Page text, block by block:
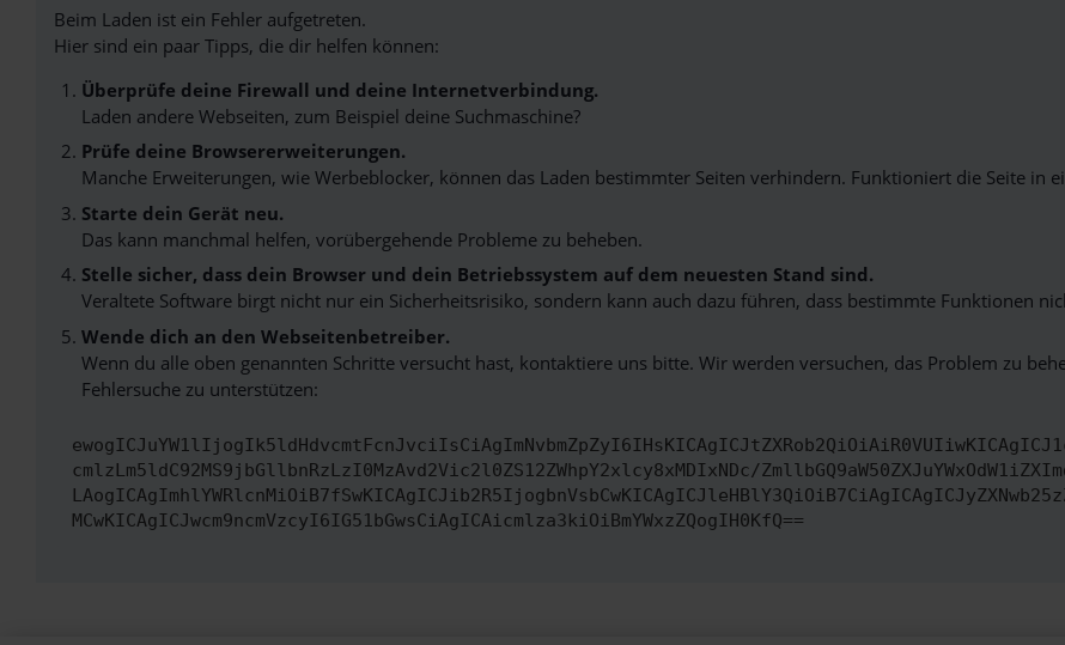
Beim Laden ist ein Fehler aufgetreten.
Hier sind ein paar Tipps, die dir helfen können:
Überprüfe deine Firewall und deine Internetverbindung.
Laden andere Webseiten, zum Beispiel deine Suchmaschine?
Prüfe deine Browsererweiterungen.
Manche Erweiterungen, wie Werbeblocker, können das Laden bestimmter Seiten verhindern. Funktioniert die Seite in
Starte dein Gerät neu.
Das kann manchmal helfen, vorübergehende Probleme zu beheben.
Stelle sicher, dass dein Browser und dein Betriebssystem auf dem neuesten Stand sind.
Veraltete Software birgt nicht nur ein Sicherheitsrisiko, sondern kann auch dazu führen, dass bestimmte Funktionen
Wende dich an den Webseitenbetreiber.
Wenn du alle oben genannten Schritte versucht hast, kontaktiere uns bitte. Wir werden versuchen, das Problem zu
Fehlersuche zu unterstützen:
cmlzLm5ldC92MS9jbGllbnRzLzI0MzAvd2Vic2l0ZS12ZWhpY2xlcy8xMDIxNDc/
MCwKICAgICJwcm9ncmVzcyI6IG51bGwsCiAgICAicmlza3kiOiBmYWxzZQogIH0KfQ==